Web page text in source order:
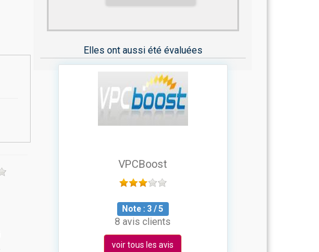
Elles ont aussi été évaluées
VPCBoost
Note :3 /5
8 avis clients
voir tous les avis